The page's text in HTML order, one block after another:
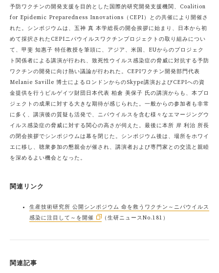
予防ワクチンの開発支援を目的とした国際的研究開発支援機関、Coalition
for Epidemic Preparedness Innovations（CEPI）との共催により開催さ
れた。シンポジウムは、五神 真 本学総長の開会挨拶に始まり、日本から初
めて採択されたCEPIニパウイルスワクチンプロジェクトの取り組みについ
て、甲斐 知惠子 特任教授を筆頭に、アジア、米国、EUからのプロジェク
ト関係者による講演が行われ、致死性ウイルス感染症の脅威に対抗する予防
ワクチンの開発に向け熱い議論が行われた。CEPIワクチン開発部門代表
Melanie Saville 博士によるロンドンからのSkype講演およびCEPIへの資
金提供を行うビルゲイツ財団日本代表 柏倉 美保子 氏の講演からも、本プロ
ジェクトの成果に対する大きな期待が感じられた。一般からの参加者も非常
に多く、講演後の質疑も活発で、ニパウイルスを含む様々なエマージングウ
イルス感染症の脅威に対する関心の高さが伺えた。最後に本所 岸 利治 所長
の閉会挨拶でシンポジウムは幕を閉じた。シンポジウム後は、場所をホワイ
エに移し、聴衆参加の懇親会が催され、講演者および専門家との交流と親睦
を深めるよい機会となった。
関連リンク
生産技術研究所 公開シンポジウム 命を救うワクチン～ニパウイルス
感染に注目して～を開催
（生研ニュースNo.181）
関連記事